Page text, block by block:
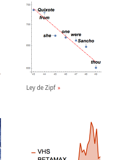
Ley de Zipf